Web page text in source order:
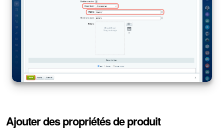
Market (Applications)
Centre de contact
Ajouter des propriétés de produit